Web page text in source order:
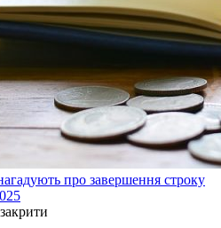
про завершення строку
закрити